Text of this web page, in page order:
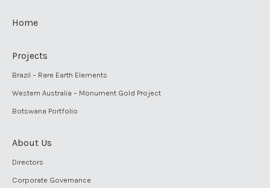
Home
Projects
Brazil – Rare Earth Elements
Western Australia – Monument Gold Project
Botswana Portfolio
About Us
Directors
Corporate Governance